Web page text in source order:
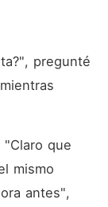
pregunté
que
mismo
antes",